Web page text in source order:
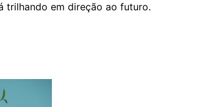
trilhando em direção ao futuro.